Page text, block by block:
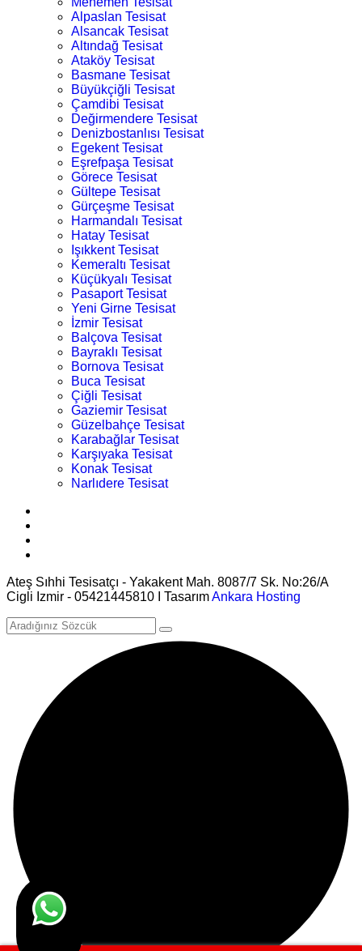
Alpaslan Tesisat
Alsancak Tesisat
Altındağ Tesisat
Ataköy Tesisat
Basmane Tesisat
Büyükçiğli Tesisat
Çamdibi Tesisat
Değirmendere Tesisat
Denizbostanlısı Tesisat
Egekent Tesisat
Eşrefpaşa Tesisat
Görece Tesisat
Gültepe Tesisat
Gürçeşme Tesisat
Harmandalı Tesisat
Hatay Tesisat
Işıkkent Tesisat
Kemeraltı Tesisat
Küçükyalı Tesisat
Pasaport Tesisat
Yeni Girne Tesisat
İzmir Tesisat
Balçova Tesisat
Bayraklı Tesisat
Bornova Tesisat
Buca Tesisat
Çiğli Tesisat
Gaziemir Tesisat
Güzelbahçe Tesisat
Karabağlar Tesisat
Karşıyaka Tesisat
Konak Tesisat
Narlıdere Tesisat
Ateş Sıhhi Tesisatçı - Yakakent Mah. 8087/7 Sk. No:26/A
Cigli Izmir - 05421445810 I TasarımAnkara Hosting